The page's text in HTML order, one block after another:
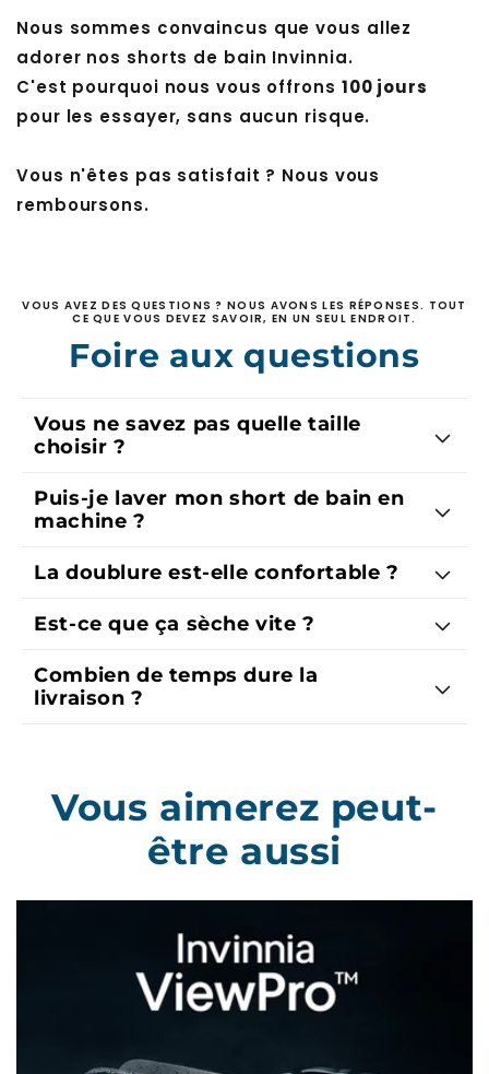
Nous sommes convaincus que vous allez
adorer nos shorts de bain Invinnia.
C'est pourquoi nous vous offrons 100 jours
pour les essayer, sans aucun risque.
Vous n'êtes pas satisfait ? Nous vous
remboursons.
VOUS AVEZ DES QUESTIONS ? NOUS AVONS LES RÉPONSES. TOUT
CE QUE VOUS DEVEZ SAVOIR, EN UN SEUL ENDROIT.
Foire aux questions
Vous ne savez pas quelle taille
choisir ?
Puis-je laver mon short de bain en
machine ?
La doublure est-elle confortable ?
Est-ce que ça sèche vite ?
Combien de temps dure la
livraison ?
Vous aimerez peut-
être aussi